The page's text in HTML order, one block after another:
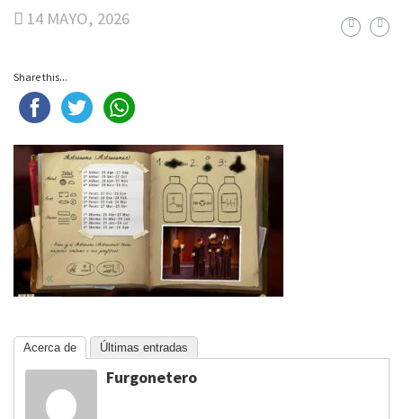
14 MAYO, 2026
Share this...
Acerca de Últimas entradas
Furgonetero